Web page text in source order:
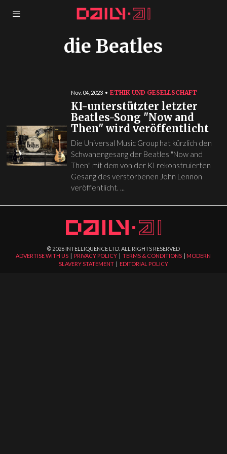
die Beatles
Nov. 04, 2023 ETHIK UND GESELLSCHAFT
KI-unterstützter letzter
Beatles-Song "Now and
Then" wird veröffentlicht
Die Universal Music Group hat kürzlich den
Schwanengesang der Beatles "Now and
Then" mit dem von der KI rekonstruierten
Gesang des verstorbenen John Lennon
veröffentlicht. ...
© 2026 INTELLIQUENCE LTD. ALL RIGHTS RESERVED
ADVERTISE WITH US | PRIVACY POLICY |TERMS & CONDITIONS | MODERN
SLAVERY STATEMENT| EDITORIAL POLICY